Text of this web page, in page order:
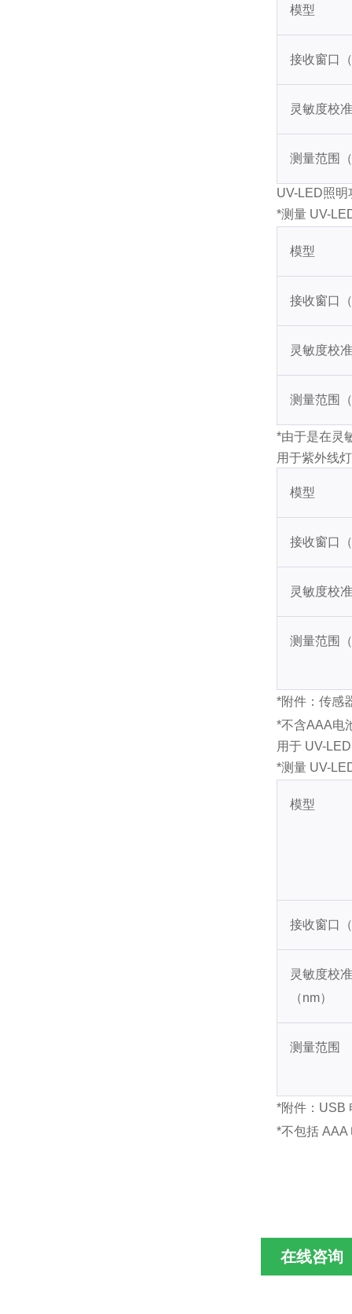
模型
接收窗口
灵敏度校
测量范围
UV-LED照明
*测量 UV-
模型
接收窗口
灵敏度校
测量范围
*由于是在灵
用于紫外线
模型
接收窗口
灵敏度校
测量范围
*附件：传感
*不含AAA电
用于 UV-
*测量 UV-
模型
接收窗口
灵敏度校
（nm）
测量范围
*附件：USB
*不包括 AAA
在线咨询